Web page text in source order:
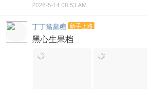
2026-5-14 08:53 AM
丁丁當當糖 新手上路
黑心生果档